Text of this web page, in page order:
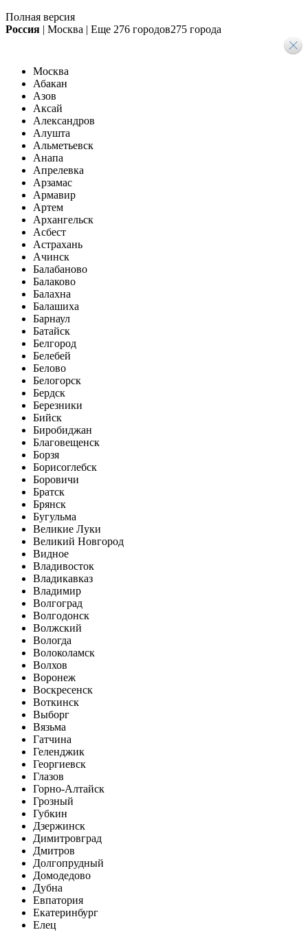
Полная версия
Россия | Москва | Еще 276 городов275 города
Москва
Абакан
Азов
Аксай
Александров
Алушта
Альметьевск
Анапа
Апрелевка
Арзамас
Армавир
Артем
Архангельск
Асбест
Астрахань
Ачинск
Балабаново
Балаково
Балахна
Балашиха
Барнаул
Батайск
Белгород
Белебей
Белово
Белогорск
Бердск
Березники
Бийск
Биробиджан
Благовещенск
Борзя
Борисоглебск
Боровичи
Братск
Брянск
Бугульма
Великие Луки
Великий Новгород
Видное
Владивосток
Владикавказ
Владимир
Волгоград
Волгодонск
Волжский
Вологда
Волоколамск
Волхов
Воронеж
Воскресенск
Воткинск
Выборг
Вязьма
Гатчина
Геленджик
Георгиевск
Глазов
Горно-Алтайск
Грозный
Губкин
Дзержинск
Димитровград
Дмитров
Долгопрудный
Домодедово
Дубна
Евпатория
Екатеринбург
Елец